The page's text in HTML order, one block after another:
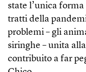
state l’unica
tratti della
problemi – gli
siringhe – unita
contribuito a far